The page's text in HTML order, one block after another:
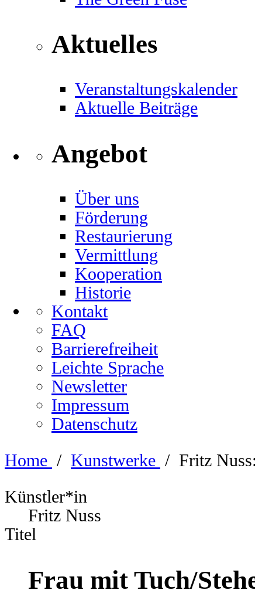
Aktuelles
Veranstaltungskalender
Aktuelle Beiträge
Angebot
Über uns
Förderung
Restaurierung
Vermittlung
Kooperation
Historie
Kontakt
FAQ
Barrierefreiheit
Leichte Sprache
Newsletter
Impressum
Datenschutz
Home / Kunstwerke / Fritz
Künstler*in
Fritz Nuss
Titel
Frau mit Tuch/